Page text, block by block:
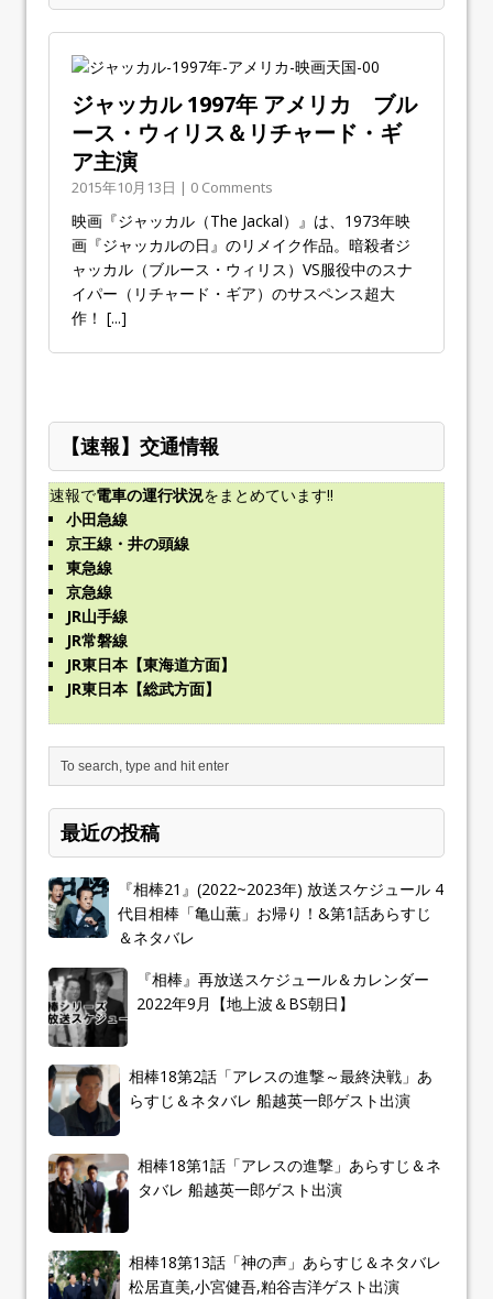
ジャッカル 1997年 アメリカ ブル
ース・ウィリス＆リチャード・ギ
ア主演
2015年10月13日 | 0 Comments
映画『ジャッカル（The Jackal）』は、1973年映
画『ジャッカルの日』のリメイク作品。暗殺者ジ
ャッカル（ブルース・ウィリス）VS服役中のスナ
イパー（リチャード・ギア）のサスペンス超大
作！ [...]
【速報】交通情報
速報で電車の運行状況をまとめています!!
小田急線
京王線・井の頭線
東急線
京急線
JR山手線
JR常磐線
JR東日本【東海道方面】
JR東日本【総武方面】
最近の投稿
『相棒21』(2022~2023年) 放送スケジュール 4
代目相棒「亀山薫」お帰り！&第1話あらすじ
＆ネタバレ
『相棒』再放送スケジュール＆カレンダー
2022年9月【地上波＆BS朝日】
相棒18第2話「アレスの進撃～最終決戦」あ
らすじ＆ネタバレ 船越英一郎ゲスト出演
相棒18第1話「アレスの進撃」あらすじ＆ネ
タバレ 船越英一郎ゲスト出演
相棒18第13話「神の声」あらすじ＆ネタバレ
松居直美,小宮健吾,粕谷吉洋ゲスト出演